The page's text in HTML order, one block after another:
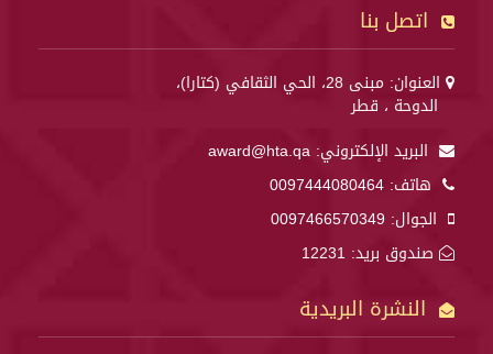
اتصل بنا
العنوان: مبنى 28، الحي الثقافي (كتارا)،
الدوحة ، قطر
البريد الإلكتروني: award@hta.qa
هاتف: 0097444080464
الجوال: 0097466570349
صندوق بريد: 12231
النشرة البريدية